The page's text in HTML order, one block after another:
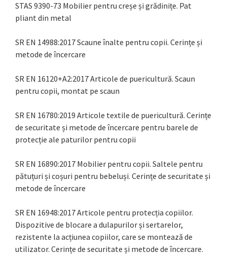
STAS 9390-73 Mobilier pentru creșe și grădinițe. Pat
pliant din metal
SR EN 14988:2017 Scaune înalte pentru copii. Cerințe și
metode de încercare
SR EN 16120+A2:2017 Articole de puericultură. Scaun
pentru copii, montat pe scaun
SR EN 16780:2019 Articole textile de puericultură. Cerințe
de securitate și metode de încercare pentru barele de
protecție ale paturilor pentru copii
SR EN 16890:2017 Mobilier pentru copii. Saltele pentru
pătuțuri și coșuri pentru bebeluși. Cerințe de securitate și
metode de încercare
SR EN 16948:2017 Articole pentru protecția copiilor.
Dispozitive de blocare a dulapurilor și sertarelor,
rezistente la acțiunea copiilor, care se montează de
utilizator. Cerințe de securitate și metode de încercare.